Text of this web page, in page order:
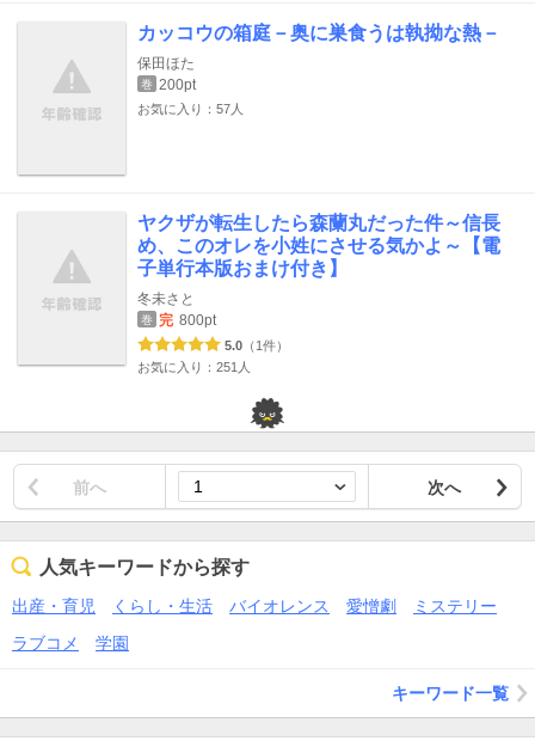
カッコウの箱庭－奥に巣食うは執拗な熱－
保田ほた
巻 200pt
お気に入り：57人
ヤクザが転生したら森蘭丸だった件～信長
め、このオレを小姓にさせる気かよ～【電
子単行本版おまけ付き】
冬未さと
巻 完 800pt
5.0 （1件）
お気に入り：251人
前へ 次へ
人気キーワードから探す
出産・育児 くらし・生活 バイオレンス 愛憎劇
ミステリー
ラブコメ
学園
キーワード一覧